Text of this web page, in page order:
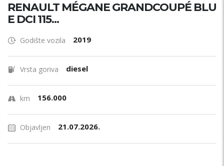
RENAULT MÉGANE GRANDCOUPÉ BLU
E DCI 115...
Godište vozila 2019
Vrsta goriva diesel
km 156.000
Objavljen 21.07.2026.